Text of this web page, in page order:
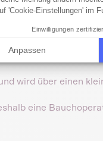
OP
Hodens
wird über einen
eine
'Cookie-Einstellungen' im
Einwilligungen
Anpassen